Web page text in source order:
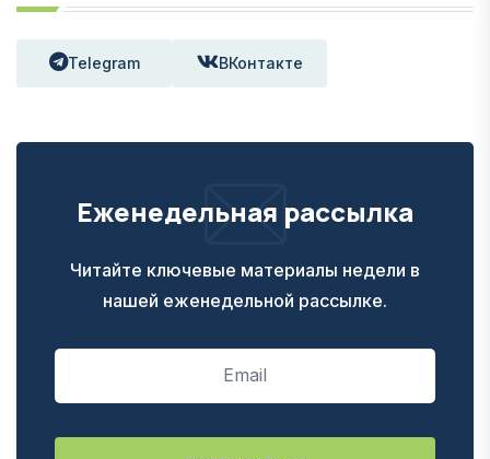
Telegram ВКонтакте
Еженедельная рассылка
Читайте ключевые материалы недели в
нашей еженедельной рассылке.